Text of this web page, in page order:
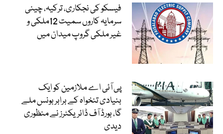
فیسکو کی نجکاری، ترکیہ، چینی
سرمایہ کاروں سمیت 12ملکی و
غیر ملکی گروپ میدان میں
پی آئی اے ملازمین کو ایک
بنیادی تنخواہ کے برابر بونس ملے
گا، بورڈ آف ڈائریکٹرز نے منظوری
دیدی